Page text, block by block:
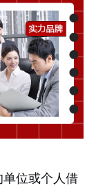
位或个人借